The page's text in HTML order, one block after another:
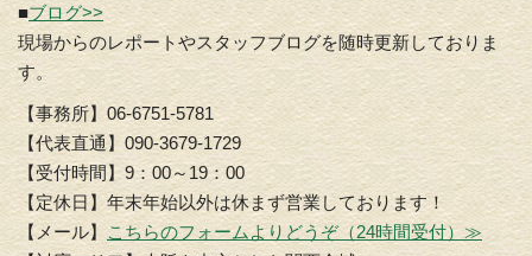
■ブログ>>
現場からのレポートやスタッフブログを随時更新しておりま
す。
【事務所】06-6751-5781
【代表直通】090-3679-1729
【受付時間】9：00～19：00
【定休日】年末年始以外は休まず営業しております！
【メール】
こちらのフォームよりどうぞ（24時間受付）≫